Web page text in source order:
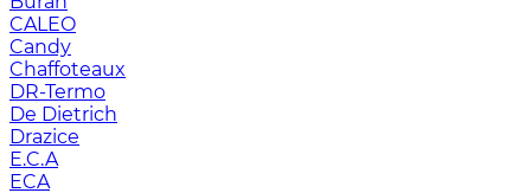
CALEO
Candy
Chaffoteaux
DR-Termo
De Dietrich
Drazice
E.C.A
ECA